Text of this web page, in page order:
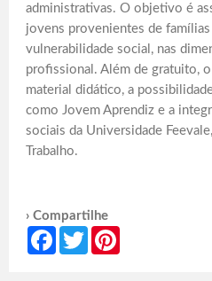
administrativas. O objetivo é
jovens provenientes de
vulnerabilidade social, nas
profissional. Além de gratuito,
material didático, a
como Jovem Aprendiz e a
sociais da Universidade
Trabalho.
› Compartilhe
Facebook
Twitter